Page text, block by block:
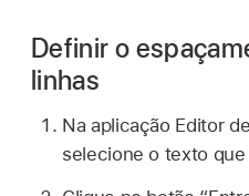
Definir o
linhas
Na aplicação Editor
selecione o texto